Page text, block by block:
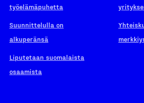
työelämäpuhetta
Suunnittelulla on
alkuperänsä
Liputetaan suomalaista
osaamista